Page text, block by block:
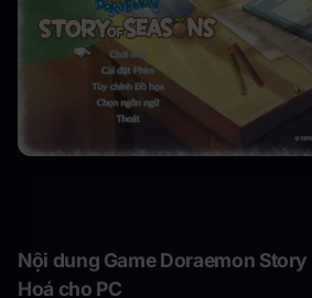
Nội dung Game Doraemon
Hoá cho PC